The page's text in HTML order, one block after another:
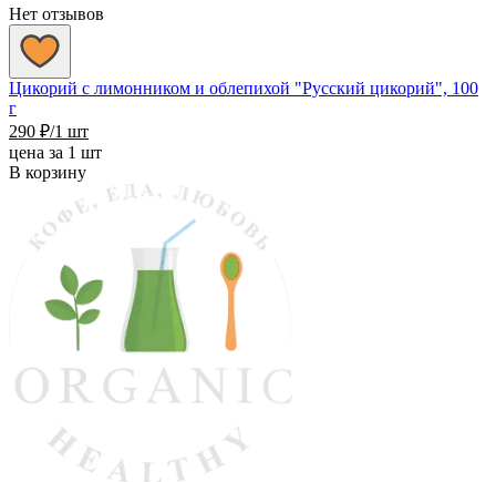
Нет отзывов
Цикорий с лимонником и облепихой "Русский цикорий", 100
г
290 ₽/1 шт
цена за 1 шт
В корзину